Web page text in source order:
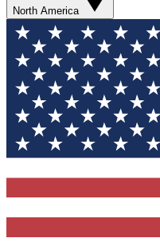
North America